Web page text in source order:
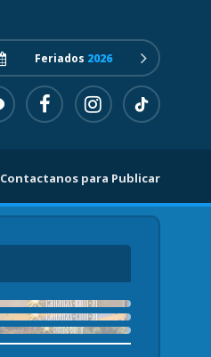
Feriados 2026
Contactanos para Publicar